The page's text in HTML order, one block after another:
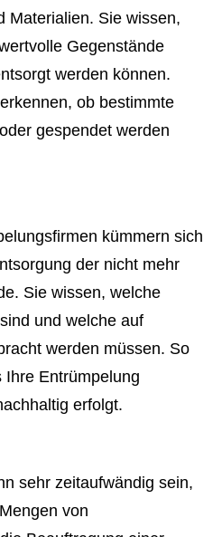
Materialien. Sie wissen,
Gegenstände
werden können.
ob bestimmte
gespendet werden
kümmern sich
der nicht mehr
Sie wissen, welche
und welche auf
werden müssen. So
Ihre Entrümpelung
erfolgt.
sehr zeitaufwändig sein,
von